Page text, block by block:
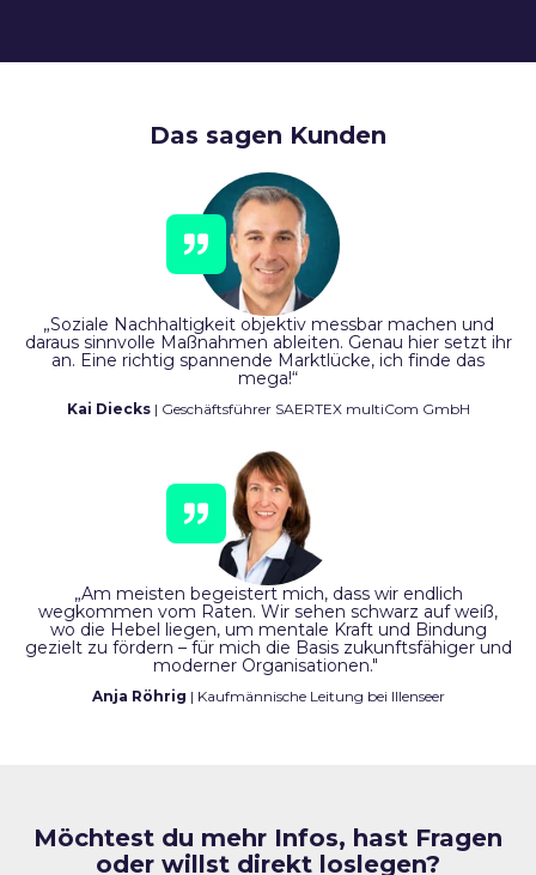
Das sagen Kunden
„Soziale Nachhaltigkeit objektiv messbar machen und
daraus sinnvolle Maßnahmen ableiten. Genau hier setzt ihr
an. Eine richtig spannende Marktlücke, ich finde das
mega!“
Kai Diecks | Geschäftsführer SAERTEX multiCom GmbH
„Am meisten begeistert mich, dass wir endlich
wegkommen vom Raten. Wir sehen schwarz auf weiß,
wo die Hebel liegen, um mentale Kraft und Bindung
gezielt zu fördern – für mich die Basis zukunftsfähiger und
moderner Organisationen."
Anja Röhrig | Kaufmännische Leitung bei Illenseer
Möchtest du mehr Infos, hast Fragen
oder willst direkt loslegen?